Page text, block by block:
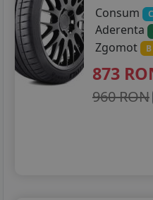
Consum
C
Aderenta
Zgomot B
873
960 RON